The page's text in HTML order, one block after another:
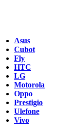
Asus
Cubot
Fly
HTC
LG
Motorola
Oppo
Prestigio
Ulefone
Vivo